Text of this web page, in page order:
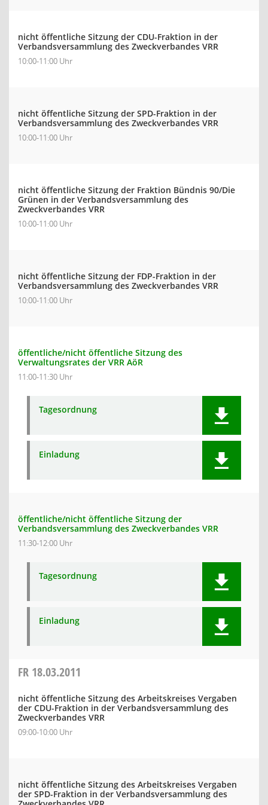
nicht öffentliche Sitzung der CDU-Fraktion in der
Verbandsversammlung des Zweckverbandes VRR
10:00-11:00 Uhr
nicht öffentliche Sitzung der SPD-Fraktion in der
Verbandsversammlung des Zweckverbandes VRR
10:00-11:00 Uhr
nicht öffentliche Sitzung der Fraktion Bündnis 90/Die
Grünen in der Verbandsversammlung des
Zweckverbandes VRR
10:00-11:00 Uhr
nicht öffentliche Sitzung der FDP-Fraktion in der
Verbandsversammlung des Zweckverbandes VRR
10:00-11:00 Uhr
öffentliche/nicht öffentliche Sitzung des
Verwaltungsrates der VRR AöR
11:00-11:30 Uhr
Tagesordnung
Einladung
öffentliche/nicht öffentliche Sitzung der
Verbandsversammlung des Zweckverbandes VRR
11:30-12:00 Uhr
Tagesordnung
Einladung
FR 18.03.2011
nicht öffentliche Sitzung des Arbeitskreises Vergaben
der CDU-Fraktion in der Verbandsversammlung des
Zweckverbandes VRR
09:00-10:00 Uhr
nicht öffentliche Sitzung des Arbeitskreises Vergaben
der SPD-Fraktion in der Verbandsversammlung des